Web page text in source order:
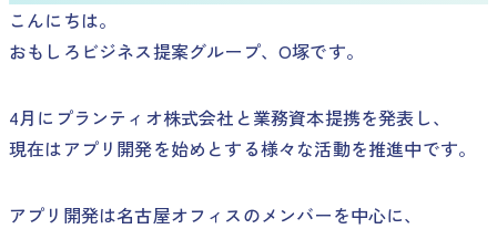
こんにちは。
おもしろビジネス提案グループ、O塚です。
4月にプランティオ株式会社と業務資本提携を発表し、
現在はアプリ開発を始めとする様々な活動を推進中です。
アプリ開発は名古屋オフィスのメンバーを中心に、